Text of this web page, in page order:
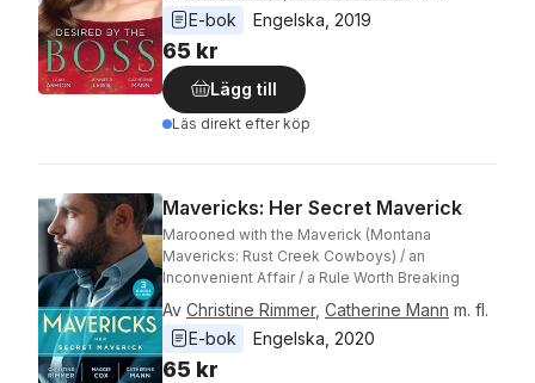
E-bok
Engelska 2019
65 kr
Lägg till
Läs direkt efter köp
Mavericks: Her Secret Maverick
Marooned with the Maverick (Montana
Mavericks: Rust Creek Cowboys) / an
Inconvenient Affair / a Rule Worth Breaking
Av Christine Rimmer, Catherine Mann m. fl.
E-bok
Engelska 2020
65 kr